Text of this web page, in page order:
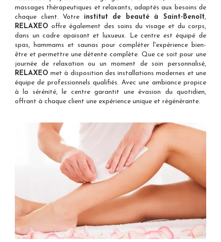
massages thérapeutiques et relaxants, adaptés aux besoins de
chaque client. Votre institut de beauté à Saint-Benoît,
RELAXEO offre également des soins du visage et du corps,
dans un cadre apaisant et luxueux. Le centre est équipé de
spas, hammams et saunas pour compléter l'expérience bien-
être et permettre une détente complète. Que ce soit pour une
journée de relaxation ou un moment de soin personnalisé,
RELAXEO met à disposition des installations modernes et une
équipe de professionnels qualifiés. Avec une ambiance propice
à la sérénité, le centre garantit une évasion du quotidien,
offrant à chaque client une expérience unique et régénérante.